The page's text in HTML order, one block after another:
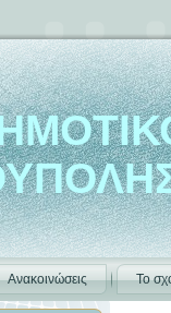
Ανακοινώσεις Το